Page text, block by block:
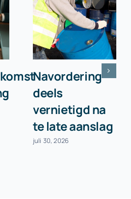
Navordering
deels
vernietigd na
te late aanslag
juli 30, 2026